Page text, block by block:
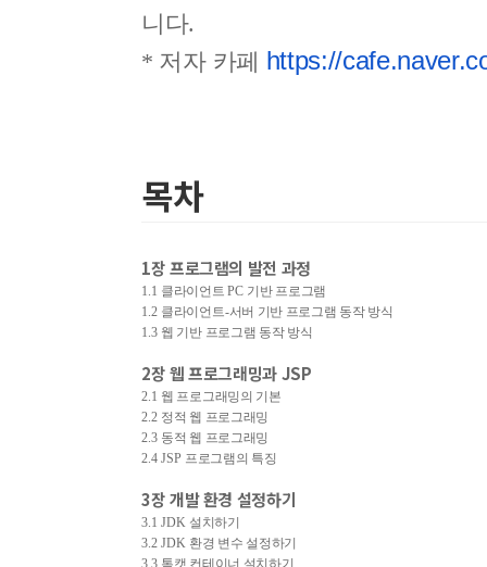
니다.
* 저자 카페 https://
목차
1장 프로그램의 발전 과정
1.1 클라이언트PC 기반 프로그램
1.2 클라이언트-서버 기반 프로그램 동작 방식
1.3 웹 기반 프로그램 동작 방식
2장 웹 프로그래밍과JSP
2.1 웹 프로그래밍의 기본
2.2 정적 웹 프로그래밍
2.3 동적 웹 프로그래밍
2.4 JSP 프로그램의 특징
3장 개발 환경 설정하기
3.1 JDK 설치하기
3.2 JDK 환경 변수 설정하기
3.3 톰캣 컨테이너 설치하기